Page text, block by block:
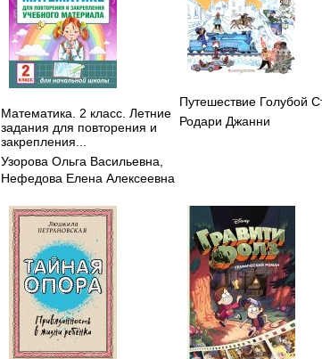
Математика. 2 класс. Летние
задания для повторения и
закрепления...
Узорова Ольга Васильевна
Нефедова Елена Алексеевна
Путешествие Голубой
Родари Джанни